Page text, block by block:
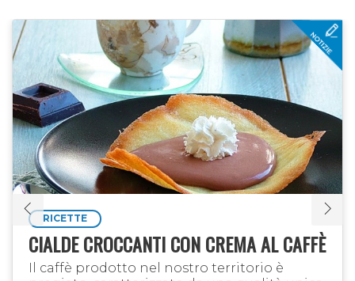
RICETTE
CIALDE CROCCANTI CON CREMA AL CAFFÈ
Il caffè prodotto nel nostro territorio è